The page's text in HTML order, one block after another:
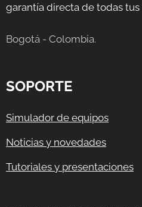
garantía directa de todas tus
Bogotá - Colombia.
SOPORTE
Simulador de equipos
Noticias y novedades
Tutoriales y presentaciones